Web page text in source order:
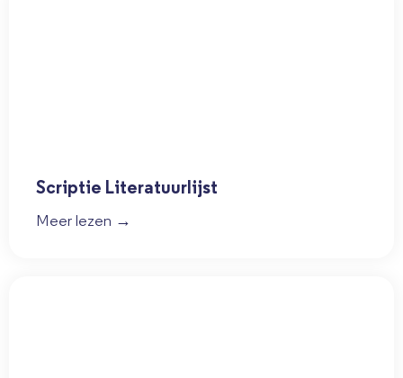
Scriptie Literatuurlijst
Meer lezen →